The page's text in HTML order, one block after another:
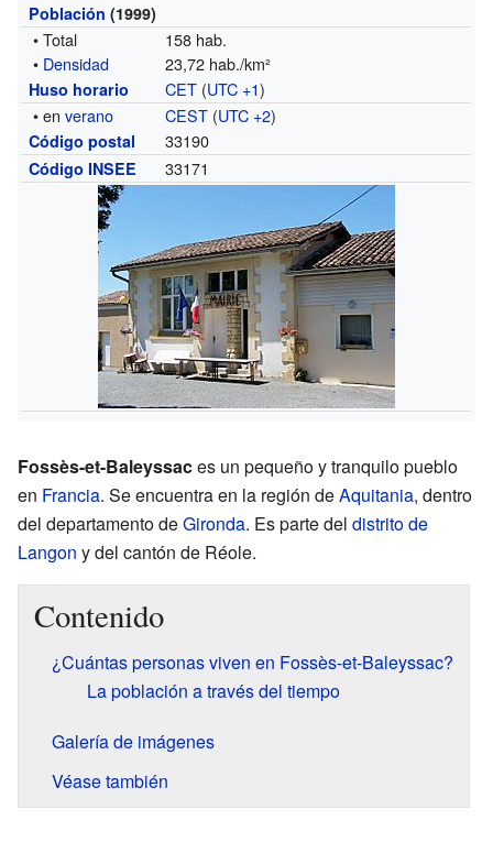
Población (1999)
• Total
158 hab.
• Densidad 23,72 hab./km²
Huso horario CET (UTC +1)
• enverano CEST (UTC +2)
Código postal 33190
Código INSEE 33171
Fossès-et-Baleyssaces un pequeño y tranquilo pueblo
en Francia. Se encuentra en la región deAquitania, dentro
del departamento deGironda. Es parte del distrito de
Langon y del cantón de Réole.
Contenido
¿Cuántas personas viven en Fossès-et-Baleyssac?
La población a través del tiempo
Galería de imágenes
Véase también